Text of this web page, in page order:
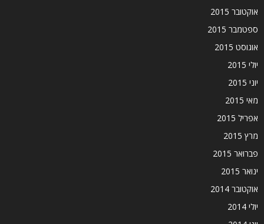
אוקטובר 2015
ספטמבר 2015
אוגוסט 2015
יולי 2015
יוני 2015
מאי 2015
אפריל 2015
מרץ 2015
פברואר 2015
ינואר 2015
אוקטובר 2014
יולי 2014